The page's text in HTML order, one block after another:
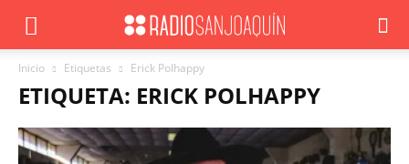
Inicio Etiquetas Erick Polhappy
ETIQUETA: ERICK POLHAPPY